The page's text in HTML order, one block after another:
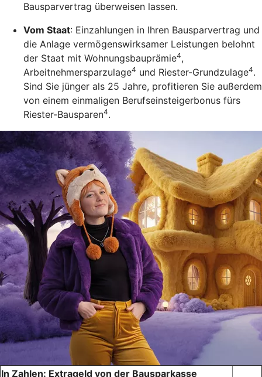
Bausparvertrag überweisen lassen.
Vom Staat: Einzahlungen in Ihren Bausparvertrag und
die Anlage vermögenswirksamer Leistungen belohnt
der Staat mit Wohnungsbauprämie4,
Arbeitnehmersparzulage4 und Riester-Grundzulage4.
Sind Sie jünger als 25 Jahre, profitieren Sie außerdem
von einem einmaligen Berufseinsteigerbonus fürs
Riester-Bausparen4.
In Zahlen: Extrageld von der Bausparkasse